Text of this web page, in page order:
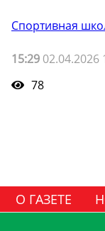
Спортивная
15:29 02.04.2026
78
О ГАЗЕТЕ